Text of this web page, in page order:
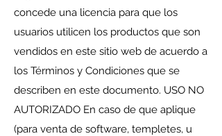
concede una licencia para que los
usuarios utilicen los productos que son
vendidos en este sitio web de acuerdo a
los Términos y Condiciones que se
describen en este documento. USO NO
AUTORIZADO En caso de que aplique
(para venta de software, templetes, u